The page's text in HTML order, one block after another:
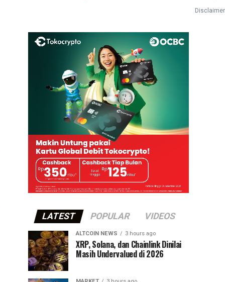
Disclaimer
LATEST POPULAR VIDEOS
ALTCOIN NEWS 3 hours ago
XRP, Solana, dan Chainlink Dinilai
Masih Undervalued di 2026